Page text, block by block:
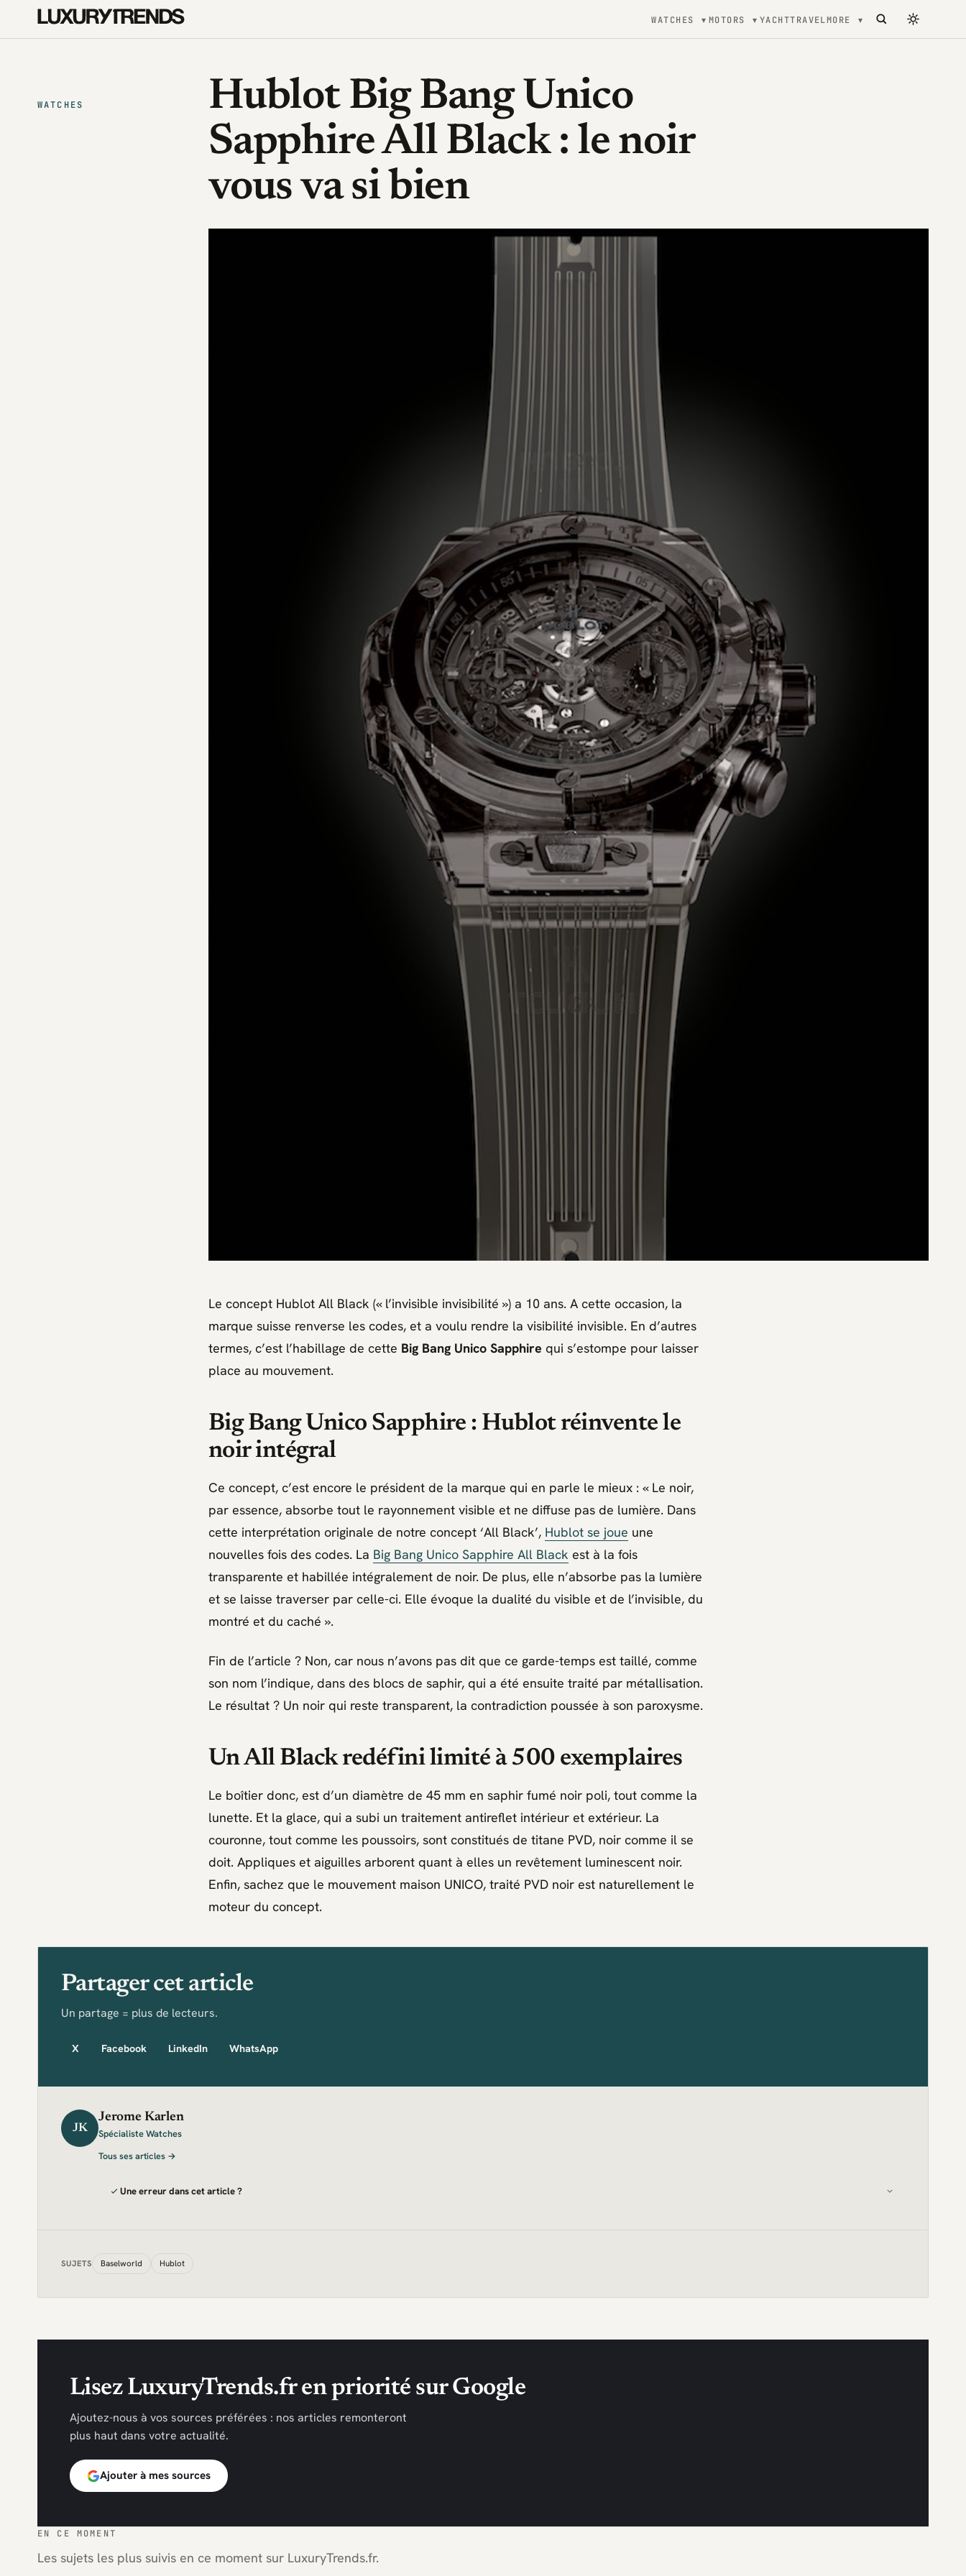
WATCHES MOTORS YACHTTRAVELMORE
WATCHES
Hublot Big Bang Unico
Sapphire All Black : le noir
vous va si bien
Le concept Hublot All Black (« l’invisible invisibilité ») a 10 ans. A cette occasion, la
marque suisse renverse les codes, et a voulu rendre la visibilité invisible. En d’autres
termes, c’est l’habillage de cette Big Bang Unico Sapphire qui s’estompe pour laisser
place au mouvement.
Big Bang Unico Sapphire : Hublot réinvente le
noir intégral
Ce concept, c’est encore le président de la marque qui en parle le mieux : « Le noir,
par essence, absorbe tout le rayonnement visible et ne diffuse pas de lumière. Dans
cette interprétation originale de notre concept ‘All Black’, Hublot se joue une
nouvelles fois des codes. La Big Bang Unico Sapphire All Black est à la fois
transparente et habillée intégralement de noir. De plus, elle n’absorbe pas la lumière
et se laisse traverser par celle-ci. Elle évoque la dualité du visible et de l’invisible, du
montré et du caché ».
Fin de l’article ? Non, car nous n’avons pas dit que ce garde-temps est taillé, comme
son nom l’indique, dans des blocs de saphir, qui a été ensuite traité par métallisation.
Le résultat ? Un noir qui reste transparent, la contradiction poussée à son paroxysme.
Un All Black redéfini limité à 500 exemplaires
Le boîtier donc, est d’un diamètre de 45 mm en saphir fumé noir poli, tout comme la
lunette. Et la glace, qui a subi un traitement antireflet intérieur et extérieur. La
couronne, tout comme les poussoirs, sont constitués de titane PVD, noir comme il se
doit. Appliques et aiguilles arborent quant à elles un revêtement luminescent noir.
Enfin, sachez que le mouvement maison UNICO, traité PVD noir est naturellement le
moteur du concept.
Partager cet article
Un partage = plus de lecteurs.
X Facebook LinkedIn WhatsApp
JK
Jerome Karlen
Spécialiste Watches
Tous ses articles →
Une erreur dans cet article ?
SUJETS Baselworld Hublot
Lisez LuxuryTrends.fr en priorité sur Google
Ajoutez-nous à vos sources préférées : nos articles remonteront
plus haut dans votre actualité.
Ajouter à mes sources
EN CE MOMENT
Les sujets les plus suivis en ce moment sur LuxuryTrends.fr.